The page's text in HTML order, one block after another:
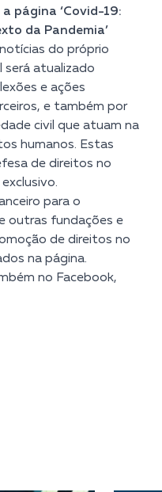
página ‘Covid-19:
da Pandemia’
do próprio
será atualizado
e ações
e também por
civil que atuam na
humanos. Estas
de direitos no
para o
outras fundações e
de direitos no
na página.
no Facebook,